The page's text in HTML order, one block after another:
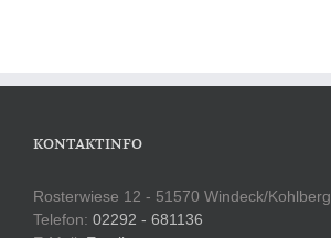
KONTAKTINFO
Rosterwiese 12 - 51570 Windeck/Kohlberg
Telefon: 02292 - 681136